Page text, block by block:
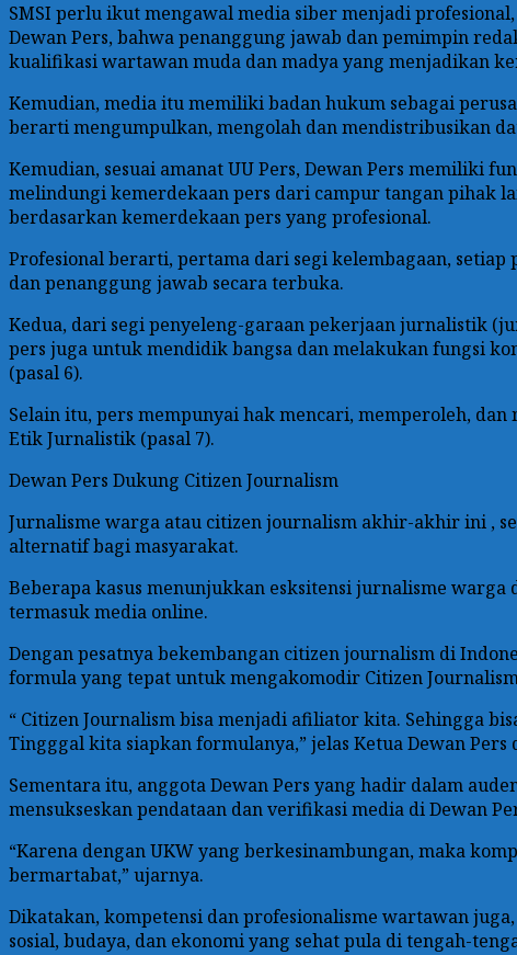
SMSI perlu ikut mengawal media siber menjadi
Dewan Pers, bahwa penanggung jawab dan pemimpin
kualifikasi wartawan muda dan madya yang menjadikan
Kemudian, media itu memiliki badan hukum sebagai
berarti mengumpulkan, mengolah dan mendistribusikan
Kemudian, sesuai amanat UU Pers, Dewan Pers memiliki
melindungi kemerdekaan pers dari campur tangan pihak
berdasarkan kemerdekaan pers yang profesional.
Profesional berarti, pertama dari segi kelembagaan,
dan penanggung jawab secara terbuka.
Kedua, dari segi penyeleng-garaan pekerjaan jurnalistik
pers juga untuk mendidik bangsa dan melakukan fungsi
(pasal 6).
Selain itu, pers mempunyai hak mencari, memperoleh,
Etik Jurnalistik (pasal 7).
Dewan Pers Dukung Citizen Journalism
Jurnalisme warga atau citizen journalism akhir-akhir ini ,
alternatif bagi masyarakat.
Beberapa kasus menunjukkan esksitensi jurnalisme
termasuk media online.
Dengan pesatnya bekembangan citizen journalism di
formula yang tepat untuk mengakomodir Citizen
“ Citizen Journalism bisa menjadi afiliator kita. Sehingga
Tingggal kita siapkan formulanya,” jelas Ketua Dewan
Sementara itu, anggota Dewan Pers yang hadir dalam
mensukseskan pendataan dan verifikasi media di Dewan
“Karena dengan UKW yang berkesinambungan, maka
bermartabat,” ujarnya.
Dikatakan, kompetensi dan profesionalisme wartawan
sosial, budaya, dan ekonomi yang sehat pula di tengah-